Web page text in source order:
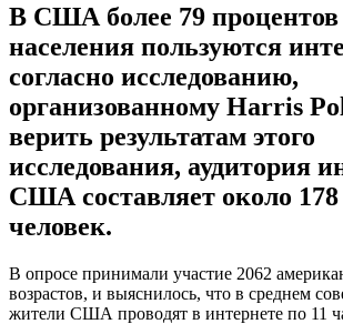
В США более 79 процентов
населения пользуются
согласно исследованию,
организованному Harris
верить результатам этого
исследования, аудитория
США составляет около
человек.
В опросе принимали участие 2062
возрастов, и выяснилось, что в среднем
жители США проводят в интернете по 11